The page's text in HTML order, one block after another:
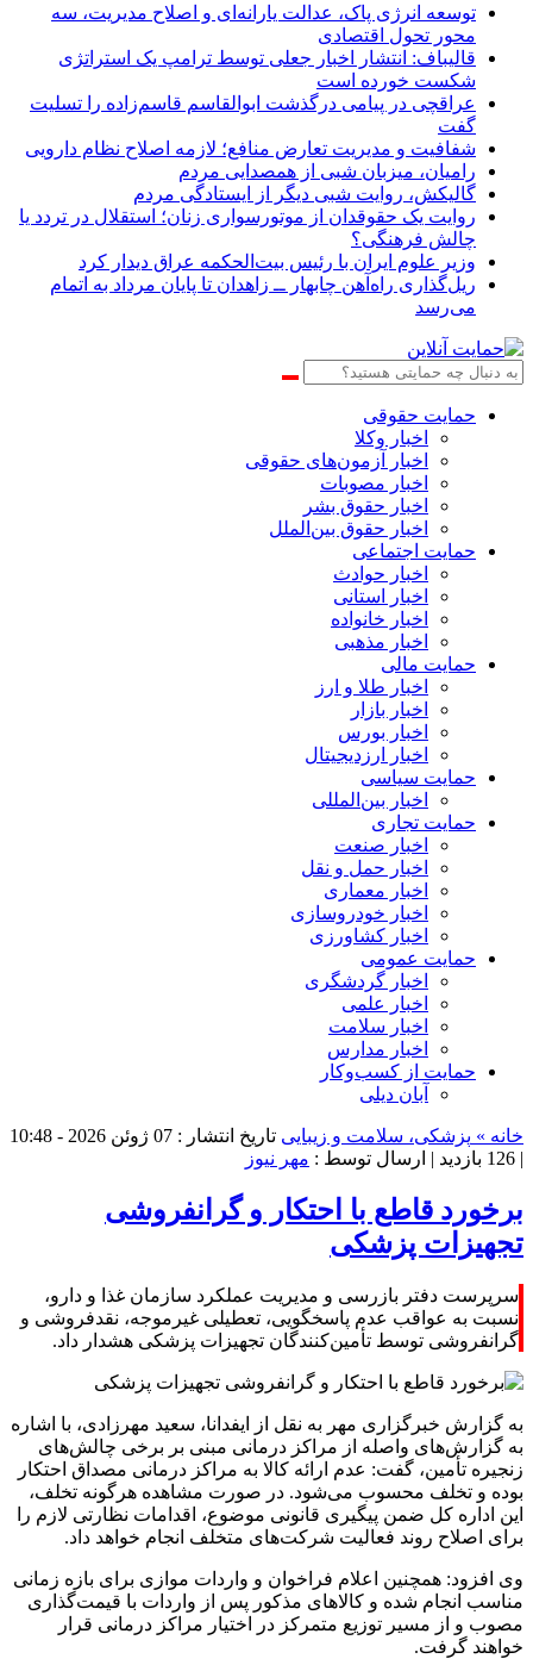
توسعه انرژی پاک، عدالت یارانه‌ای و اصلاح مدیریت، سه
محور تحول اقتصادی
قالیباف: انتشار اخبار جعلی توسط ترامپ یک استراتژی
شکست خورده است
عراقچی در پیامی درگذشت ابوالقاسم قاسم‌زاده را تسلیت
گفت
شفافیت و مدیریت تعارض منافع؛ لازمه اصلاح نظام دارویی
رامیان، میزبان شبی از همصدایی مردم
گالیکش، روایت شبی دیگر از ایستادگی مردم
روایت یک حقوقدان از موتورسواری زنان؛ استقلال در تردد یا
چالش فرهنگی؟
وزیر علوم ایران با رئیس بیت‌الحکمه عراق دیدار کرد
ریل‌گذاری راه‌آهن چابهار ــ زاهدان تا پایان مرداد به اتمام
می‌رسد
حمایت حقوقی
اخبار وکلا
اخبار آزمون‌های حقوقی
اخبار مصوبات
اخبار حقوق بشر
اخبار حقوق بین‌الملل
حمایت اجتماعی
اخبار حوادث
اخبار استانی
اخبار خانواده
اخبار مذهبی
حمایت مالی
اخبار طلا و ارز
اخبار بازار
اخبار بورس
اخبار ارزدیجیتال
حمایت سیاسی
اخبار بین‌المللی
حمایت تجاری
اخبار صنعت
اخبار حمل و نقل
اخبار معماری
اخبار خودروسازی
اخبار کشاورزی
حمایت عمومی
اخبار گردشگری
اخبار علمی
اخبار سلامت
اخبار مدارس
حمایت از کسب‌وکار
آبان دیلی
خانه » پزشکی، سلامت و زیبایی
تاریخ انتشار : 07 ژوئن 2026 - 10:48
| 126 بازدید | ارسال توسط : مهر نیوز
برخورد قاطع با احتکار و گرانفروشی
تجهیزات پزشکی
سرپرست دفتر بازرسی و مدیریت عملکرد سازمان غذا و دارو،
نسبت به عواقب عدم پاسخگویی، تعطیلی غیرموجه، نقدفروشی و
گرانفروشی توسط تأمین‌کنندگان تجهیزات پزشکی هشدار داد.
به گزارش خبرگزاری مهر به نقل از ایفدانا، سعید مهرزادی، با اشاره
به گزارش‌های واصله از مراکز درمانی مبنی بر برخی چالش‌های
زنجیره تأمین، گفت: عدم ارائه کالا به مراکز درمانی مصداق احتکار
بوده و تخلف محسوب می‌شود. در صورت مشاهده هرگونه تخلف،
این اداره کل ضمن پیگیری قانونی موضوع، اقدامات نظارتی لازم را
برای اصلاح روند فعالیت شرکت‌های متخلف انجام خواهد داد.
وی افزود: همچنین اعلام فراخوان و واردات موازی برای بازه زمانی
مناسب انجام شده و کالاهای مذکور پس از واردات با قیمت‌گذاری
مصوب و از مسیر توزیع متمرکز در اختیار مراکز درمانی قرار
خواهند گرفت.